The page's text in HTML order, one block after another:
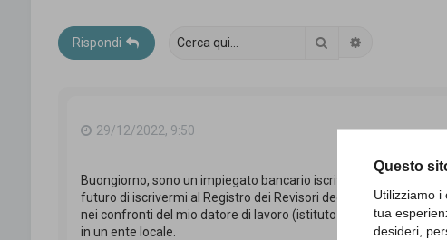
Questo
Utilizziamo
tua
desideri,
Rispondi Cerca
29/12/2022, 9:50
Buongiorno, sono un impiegato bancario iscritto al Registro dei
futuro di iscrivermi al Registro dei Revisori degli Enti Locali.
nei confronti del mio datore di lavoro (istituto privato) che
in un ente locale.